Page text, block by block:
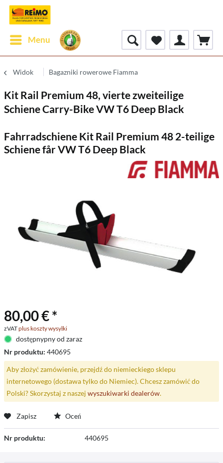
Menu
Widok Bagazniki rowerowe Fiamma
Kit Rail Premium 48, vierte zweiteilige
Schiene Carry-Bike VW T6 Deep Black
Fahrradschiene Kit Rail Premium 48 2-teilige
Schiene får VW T6 Deep Black
80,00 € *
zVATplus koszty wysyłki
dostępnypny od zaraz
Nr produktu: 440695
Aby złożyć zamówienie, przejdź do niemieckiego sklepu
internetowego (dostawa tylko do Niemiec). Chcesz zamówić do
Polski? Skorzystaj z naszej wyszukiwarki dealerów.
Zapisz Oceń
Nr produktu: 440695